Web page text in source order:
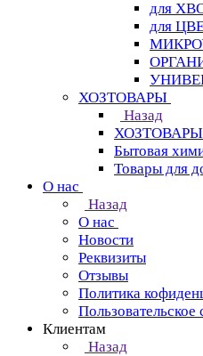
для
для
ХОЗТОВАРЫ
Назад
ХОЗТОВАРЫ
Бытовая
Товары для
О нас
Назад
О нас
Новости
Реквизиты
Отзывы
Политика
Пользовательское
Клиентам
Назад